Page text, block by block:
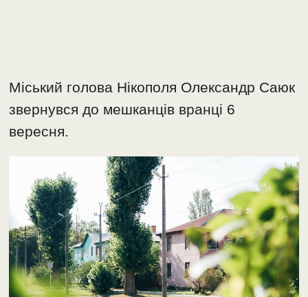
Міський голова Нікополя Олександр Саюк
звернувся до мешканців вранці 6
вересня.